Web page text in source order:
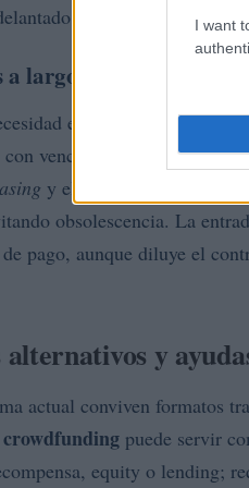
I want
largo plazo
es financiar
con vencimientos más largos:
y el
obsolescencia. La
pago, aunque diluye el
y
actual conviven formatos
crowdfunding puede servir
equity o lending;